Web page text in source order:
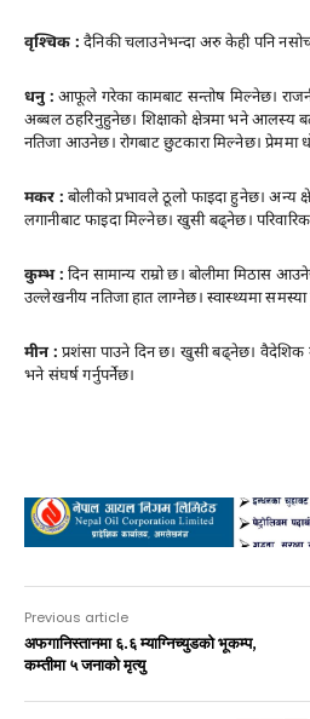
वृश्चिक :दैनिकी चलाउनेभन्दा अरु केही पनि
धनु : आफूले गरेका कामबाट सन्तोष मिल्नेछ।
अब्बल ठहरिनुहुनेछ। शिक्षाको क्षेत्रमा भने आलस्य
नतिजा आउनेछ। रोगबाट छुटकारा मिल्नेछ। प्रेममा
मकर : बोलीको प्रभावले ठूलो फाइदा हुनेछ। अन्य
लगानीबाट फाइदा मिल्नेछ। खुसी बढ्नेछ।
कुम्भ :दिन सामान्य राम्रो छ। बोलीमा मिठास
उल्लेखनीय नतिजा हात लाग्नेछ। स्वास्थ्यमा
मीन : प्रशंसा पाउने दिन छ। खुसी बढ्नेछ। वैदेशिक
भने संघर्ष गर्नुपर्नेछ।
Previous article
अफगानिस्तानमा ६.६ म्याग्निच्युडको भूकम्प‚
कम्तीमा ५ जनाको मृत्यु